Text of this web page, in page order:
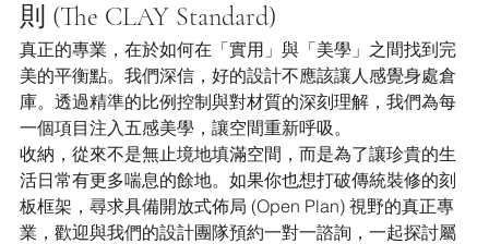
則 (The CLAY Standard)
真正的專業，在於如何在「實用」與「美學」之間找到完
美的平衡點。我們深信，好的設計不應該讓人感覺身處倉
庫。透過精準的比例控制與對材質的深刻理解，我們為每
一個項目注入五感美學，讓空間重新呼吸。
收納，從來不是無止境地填滿空間，而是為了讓珍貴的生
活日常有更多喘息的餘地。如果你也想打破傳統裝修的刻
板框架，尋求具備開放式佈局 (Open Plan) 視野的真正專
業，歡迎與我們的設計團隊預約一對一諮詢，一起探討屬